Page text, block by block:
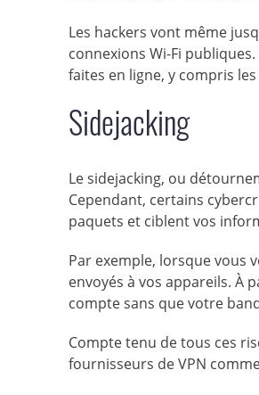
Les hackers vont même
connexions Wi-Fi
faites en ligne, y compris
Sidejacking
Le sidejacking, ou
Cependant, certains
paquets et ciblent vos
Par exemple, lorsque vous
envoyés à vos appareils. À
compte sans que votre
Compte tenu de tous ces
fournisseurs de VPN